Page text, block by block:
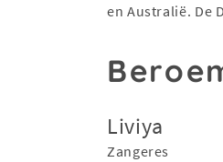
en Australië. De
Liviya
Zangeres